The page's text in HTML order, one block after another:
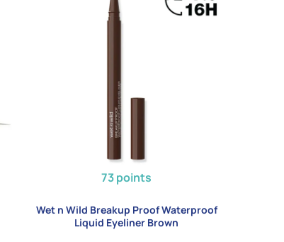
73 points
Wet n Wild Breakup Proof Waterproof
Liquid Eyeliner Brown